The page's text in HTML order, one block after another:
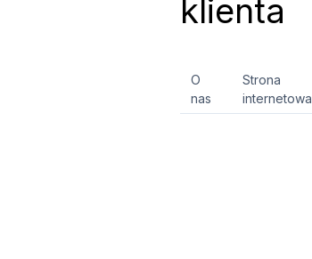
klienta
O
nas
Strona
internetowa